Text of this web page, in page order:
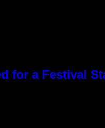
for a Festival